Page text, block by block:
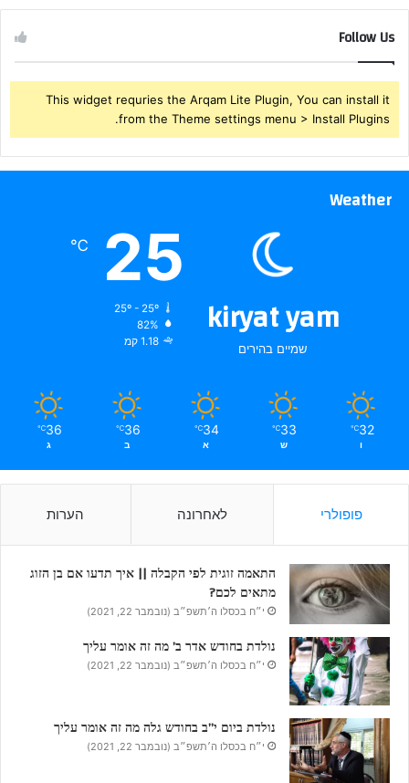
Follow Us
This widget requries the Arqam Lite Plugin, You can install it
from the Theme settings menu > Install Plugins.
Weather
kiryat yam
שמיים בהירים
25
℃
25º - 25º
82%
1.18 קמ
32
℃
ו
33
℃
ש
34
℃
א
36
℃
ב
36
℃
ג
פופולרי לאחרונה הערות
התאמה זוגית לפי הקבלה || איך תדעו אם בן הזוג
מתאים לכם?
י״ח בכסלו ה׳תשפ״ב (נובמבר 22, 2021)
נולדת בחודש אדר ב’ מה זה אומר עליך
י״ח בכסלו ה׳תשפ״ב (נובמבר 22, 2021)
נולדת ביום י”ב בחודש גלה מה זה אומר עליך
י״ח בכסלו ה׳תשפ״ב (נובמבר 22, 2021)